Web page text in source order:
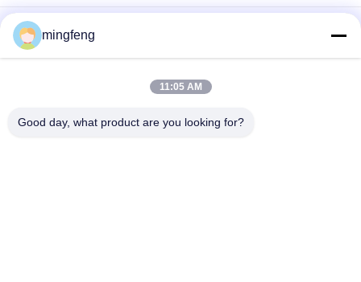
De Vloed Lichte IP66 400W Wegen en Wegen van de hoge
Machts Hoge Mast
populaire categorieën
mingfeng
11:05 AM
Good day, what product are you looking for?